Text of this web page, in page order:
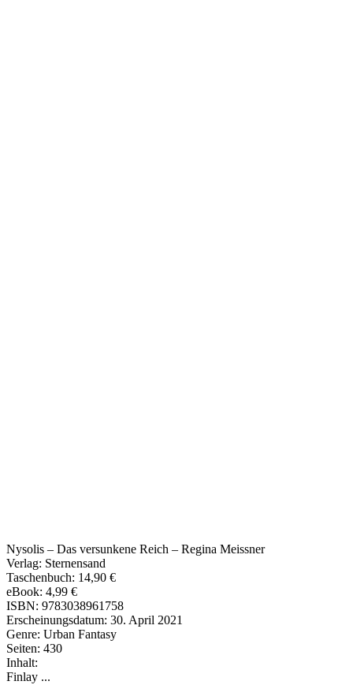
Nysolis – Das versunkene Reich – Regina Meissner
Verlag: Sternensand
Taschenbuch: 14,90 €
eBook: 4,99 €
ISBN: 9783038961758
Erscheinungsdatum: 30. April 2021
Genre: Urban Fantasy
Seiten: 430
Inhalt:
Finlay ...